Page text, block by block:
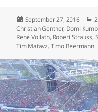
Veröffentlicht
am
September 27, 2016
Christian Gentner, Domi
René Vollath, Robert Strauss,
Tim Matavz,Timo Beermann